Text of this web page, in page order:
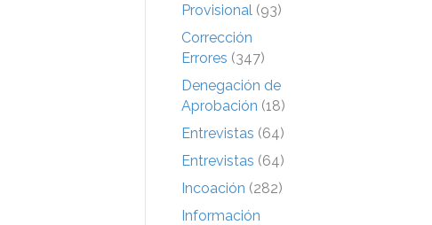
Provisional (93)
Corrección
Errores (347)
Denegación de
Aprobación (18)
Entrevistas (64)
Entrevistas (64)
Incoación (282)
Información